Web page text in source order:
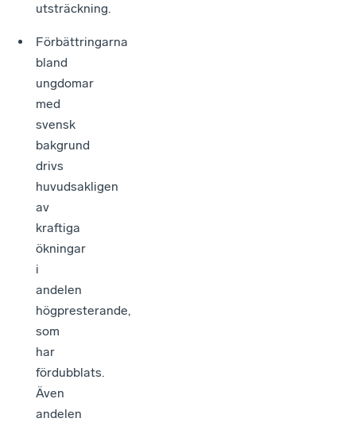
utsträckning.
Förbättringarna
bland
ungdomar
med
svensk
bakgrund
drivs
huvudsakligen
av
kraftiga
ökningar
i
andelen
högpresterande,
som
har
fördubblats.
Även
andelen